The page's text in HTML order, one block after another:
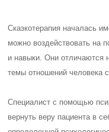
Сказкотерапия началась
можно воздействовать на
и навыки. Они отличаются
темы отношений человека
Специалист с помощью
вернуть веру пациента в